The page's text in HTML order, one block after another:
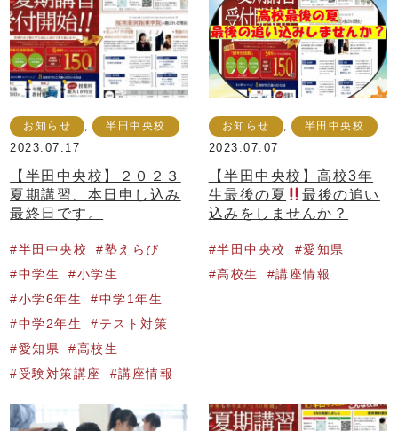
お知らせ , 半田中央校
2023.07.17
【半田中央校】２０２３
夏期講習、本日申し込み
最終日です。
半田中央校
塾えらび
中学生
小学生
小学6年生
中学1年生
中学2年生
テスト対策
愛知県
高校生
受験対策講座
講座情報
お知らせ , 半田中央校
2023.07.07
【半田中央校】高校3年
生最後の夏
最後の追い
込みをしませんか？
半田中央校
愛知県
高校生
講座情報